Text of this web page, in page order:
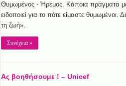
Θυμωμένος - Ήρεμος. Κάποια πράγματα
ειδοποιεί για το πότε είμαστε
τη ζωή».
Συνέχεια »
Ας βοηθήσουμε ! – Unicef